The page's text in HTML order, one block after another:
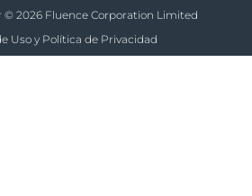
© 2026 Fluence Corporation Limited
Uso y Política de Privacidad